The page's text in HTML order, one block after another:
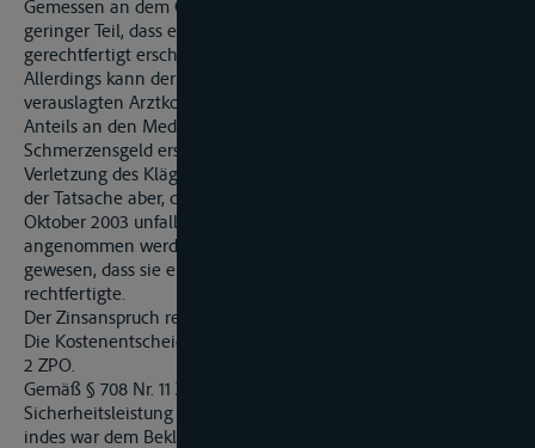
Gemessen an dem Gesamtprogramm ist dies nur ein so
geringer Teil, dass eine Minderung des Reisepreises nicht
gerechtfertigt erscheint.
Allerdings kann der Kläger Erstattung der von ihm
verauslagten Arztkosten sowie des auf ihn entfallenden
Anteils an den Medikamentenkosten verlangen. Als
Schmerzensgeld erschienen 200,00 Euro angemessen. Die
Verletzung des Klägers war nicht sehr erheblich, angesichts
der Tatsache aber, dass er in der Zeit vom 29. September bis 17.
Oktober 2003 unfallbedingt krank geschrieben war, kann nicht
angenommen werden, die Verletzung sei so geringfügig
gewesen, dass sie ein Schmerzensgeld überhaupt nicht
rechtfertigte.
Der Zinsanspruch rechtfertigt sich aus §§ 284, 286, 288 BGB.
Die Kostenentscheidung beruht auf §§ 92, 101, 281 Abs. 3 Satz
2 ZPO.
Gemäß § 708 Nr. 11 ZPO war das Urteil ohne
Sicherheitsleistung für vorläufig vollstreckbar zu erklären,
indes war dem Beklagten nachzulassen, die